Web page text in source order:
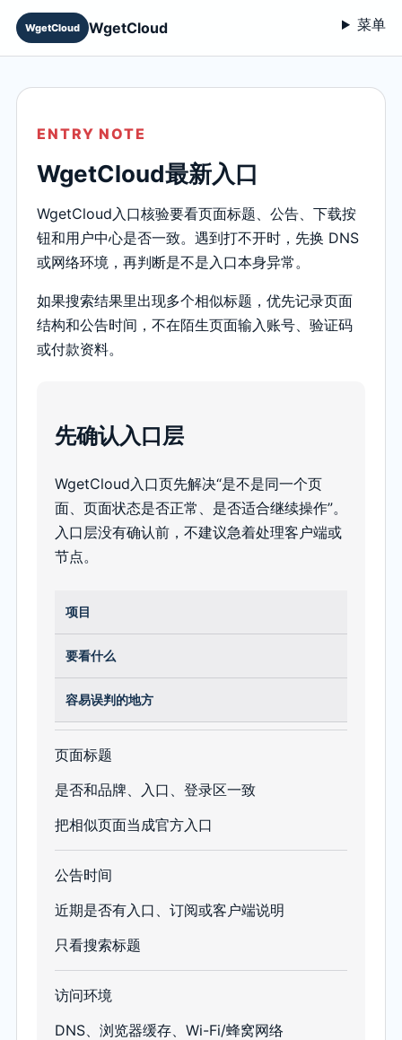
WgetCloud WgetCloud 菜单
ENTRY NOTE
WgetCloud最新入口
WgetCloud入口核验要看页面标题、公告、下载按
钮和用户中心是否一致。遇到打不开时，先换 DNS
或网络环境，再判断是不是入口本身异常。
如果搜索结果里出现多个相似标题，优先记录页面
结构和公告时间，不在陌生页面输入账号、验证码
或付款资料。
先确认入口层
WgetCloud入口页先解决“是不是同一个页
面、页面状态是否正常、是否适合继续操作”。
入口层没有确认前，不建议急着处理客户端或
节点。
项目
要看什么
容易误判的地方
页面标题
是否和品牌、入口、登录区一致
把相似页面当成官方入口
公告时间
近期是否有入口、订阅或客户端说明
只看搜索标题
访问环境
DNS、浏览器缓存、Wi-Fi/蜂窝网络